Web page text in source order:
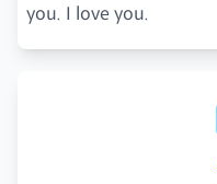
you. I love you.